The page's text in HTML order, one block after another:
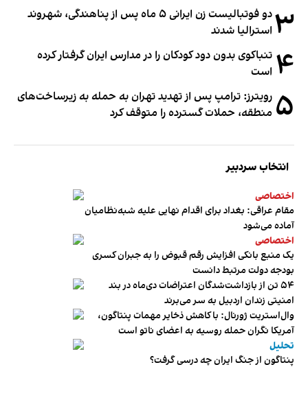
۳
دو فوتبالیست زن ایرانی ۵ ماه پس از پناهندگی، شهروند
استرالیا شدند
۴ تنباکوی بدون دود کودکان را در مدارس ایران گرفتار کرده
است
۵ رویترز: ترامپ پس از تهدید تهران به حمله به زیرساخت‌های
منطقه، حملات گسترده را متوقف کرد
انتخاب سردبیر
اختصاصی
مقام عراقی: بغداد برای اقدام نهایی علیه شبه‌نظامیان
آماده می‌شود
اختصاصی
یک منبع بانکی افزایش رقم قبوض را به جبران کسری
بودجه دولت مرتبط دانست
۵۴ تن از بازداشت‌شدگان اعتراضات دی‌ماه در بند
امنیتی زندان اردبیل به سر می‌برند
وال‌استریت ژورنال: با کاهش ذخایر مهمات پنتاگون،
آمریکا نگران حمله روسیه به اعضای ناتو‌ است
تحلیل
پنتاگون از جنگ ایران چه درسی گرفت؟